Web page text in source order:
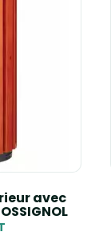
avec